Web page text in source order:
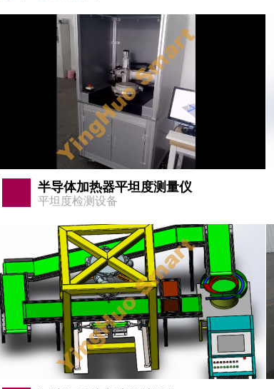
半导体加热器平坦度测量仪
平坦度检测设备